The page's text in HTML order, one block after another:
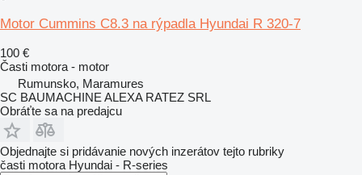
Motor Cummins C8.3 na rýpadla Hyundai R 320-7
100 €
Časti motora - motor
Rumunsko, Maramures
SC BAUMACHINE ALEXA RATEZ SRL
Obráťte sa na predajcu
Objednajte si pridávanie nových inzerátov tejto rubriky
časti motora Hyundai - R-series